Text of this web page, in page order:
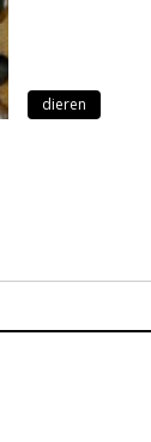
dieren